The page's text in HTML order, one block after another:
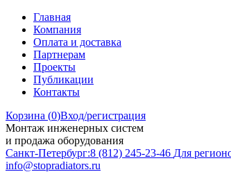
Главная
Компания
Оплата и доставка
Партнерам
Проекты
Публикации
Контакты
Корзина (0)Вход/регистрация
Монтаж инженерных систем
и продажа оборудования
Санкт-Петербург:8 (812) 245-23-46 Для
info@stopradiators.ru